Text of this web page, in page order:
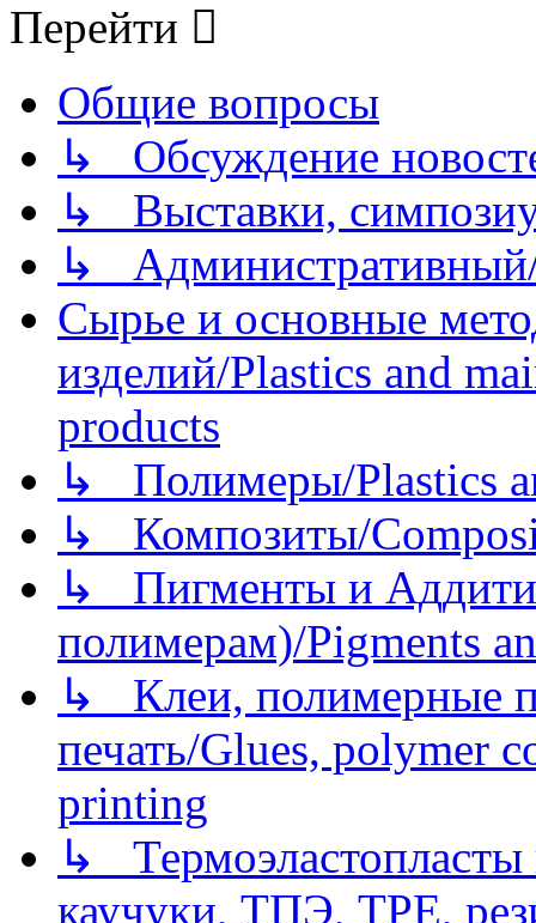
Перейти
Общие вопросы
↳ Обсуждение
↳ Выставки,
↳
Сырье и основные
изделий/Plastics and
products
↳ Полимеры/Plastics
↳ Композиты/
↳ Пигменты и
полимерам)/Pigments
↳ Клеи, полимерные
печать/Glues, polymer
printing
↳
каучуки, ТПЭ, TPE,